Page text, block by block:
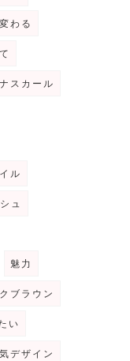
変わる
スカール
ル
ュ
魅力
ブラウン
い
デザイン